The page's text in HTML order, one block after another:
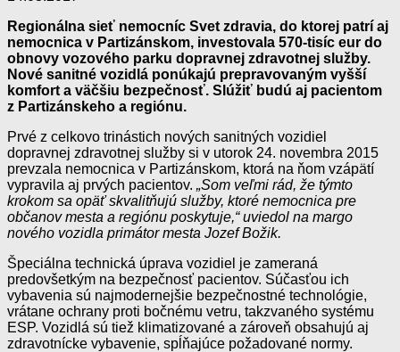
Regionálna sieť nemocníc Svet zdravia, do ktorej patrí aj
nemocnica v Partizánskom, investovala 570-tisíc eur do
obnovy vozového parku dopravnej zdravotnej služby.
Nové sanitné vozidlá ponúkajú prepravovaným vyšší
komfort a väčšiu bezpečnosť. Slúžiť budú aj pacientom
z Partizánskeho a regiónu.
Prvé z celkovo trinástich nových sanitných vozidiel
dopravnej zdravotnej služby si v utorok 24. novembra 2015
prevzala nemocnica v Partizánskom, ktorá na ňom vzápätí
vypravila aj prvých pacientov. „Som veľmi rád, že týmto
krokom sa opäť skvalitňujú služby, ktoré nemocnica pre
občanov mesta a regiónu poskytuje,“uviedol na margo
nového vozidla primátor mesta Jozef Božik.
Špeciálna technická úprava vozidiel je zameraná
predovšetkým na bezpečnosť pacientov. Súčasťou ich
vybavenia sú najmodernejšie bezpečnostné technológie,
vrátane ochrany proti bočnému vetru, takzvaného systému
ESP. Vozidlá sú tiež klimatizované a zároveň obsahujú aj
zdravotnícke vybavenie, spĺňajúce požadované normy.